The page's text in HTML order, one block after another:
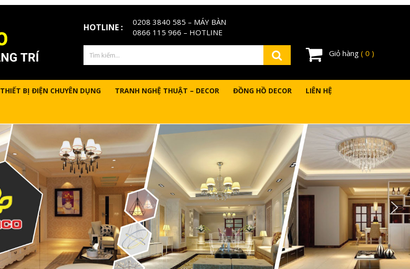
HOTLINE : 0208 3840 585 – MÁY BÀN
0866 115 966 – HOTLINE
Giỏ hàng ( 0 )
THIẾT BỊ ĐIỆN CHUYÊN DỤNG TRANH NGHỆ THUẬT – DECOR ĐỒNG HỒ DECOR LIÊN HỆ